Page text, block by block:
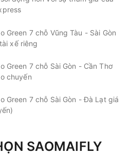
7h30, 8h30, Trưa: 13h, 15h, Tối:
- trả khách
combo vé xe + vé tàu cao tốc…
Green 7 chỗ Vũng Tàu - Sài Gòn
xế riêng
Green 7 chỗ Sài Gòn - Cần Thơ
chuyến
Green 7 chỗ Sài Gòn - Đà Lạt giá
SAOMAIFLY